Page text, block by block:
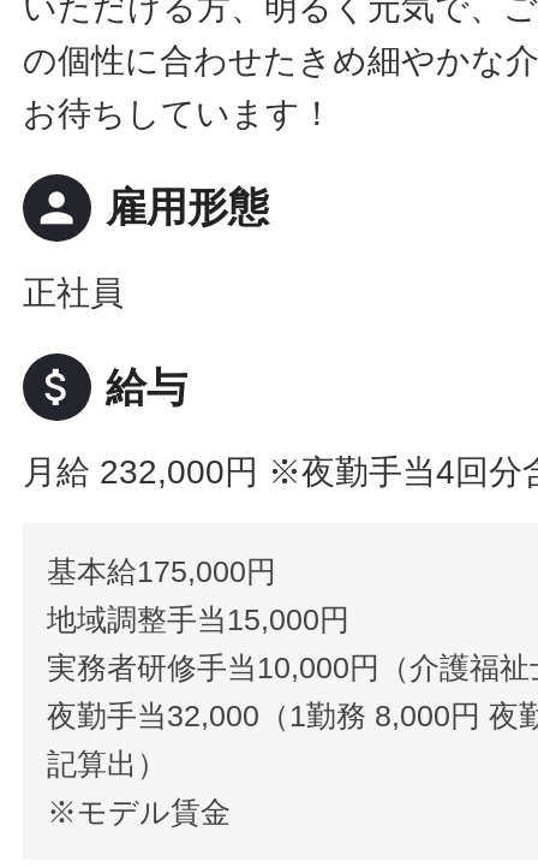
いただける方、明るく元気で、
の個性に合わせたきめ細やかな
お待ちしています！
person 雇用形態
正社員
attach_money 給与
月給 232,000円 ※夜勤手当4回分
基本給175,000円
地域調整手当15,000円
実務者研修手当10,000円（介護福
夜勤手当32,000（1勤務 8,000円 夜
記算出）
※モデル賃金